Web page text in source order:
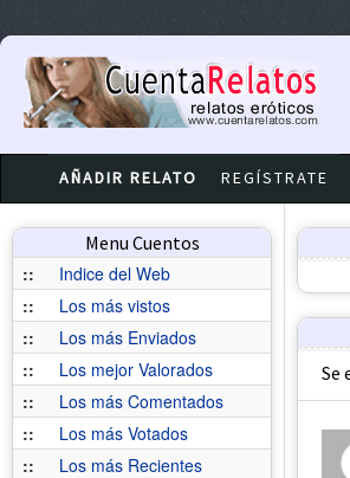
AÑADIR RELATO REGÍSTRATE
Menu Cuentos
::
Indice del Web
::
Los más vistos
::
Los más Enviados
::
Los mejor Valorados
::
Los más Comentados
::
Los más Votados
::
Los más Recientes
Se